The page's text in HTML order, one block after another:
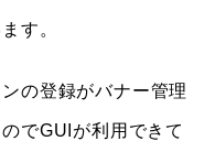
す。
の登録がバナー管理
でGUIが利用できて